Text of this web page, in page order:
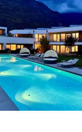
Fotogalerie